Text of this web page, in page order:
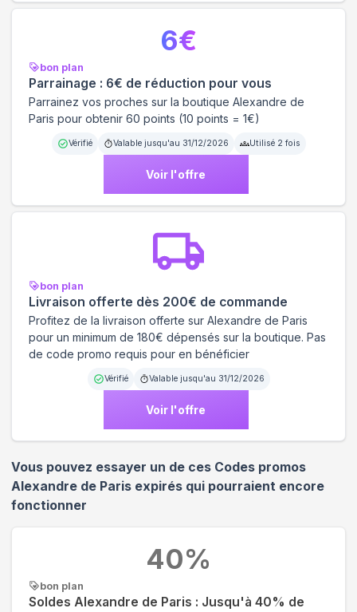
bon plan
Parrainage : 6€ de réduction pour vous
Parrainez vos proches sur la boutique Alexandre de
Paris pour obtenir 60 points (10 points = 1€)
Vérifié Valable jusqu'au 31/12/2026 Utilisé 2 fois
Voir l'offre
6€
bon plan
Livraison offerte dès 200€ de commande
Profitez de la livraison offerte sur Alexandre de Paris
pour un minimum de 180€ dépensés sur la boutique. Pas
de code promo requis pour en bénéficier
Vérifié Valable jusqu'au 31/12/2026
Voir l'offre
Vous pouvez essayer un de ces Codes promos
Alexandre de Paris expirés qui pourraient encore
fonctionner
bon plan
Soldes Alexandre de Paris : Jusqu'à 40% de
40%